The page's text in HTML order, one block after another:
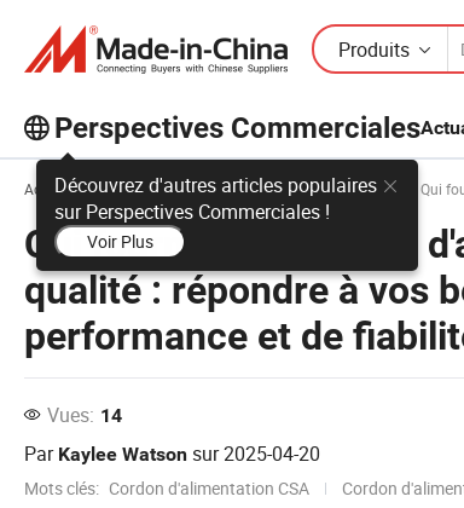
Produits
Perspectives Commerciales
Découvrez d'autres articles populaires
sur Perspectives Commerciales !
Voir Plus
Accueil Perspectives Commerciales Démarrer Qui
Qui fournit les cordons
qualité : répondre à vos
performance et de
Vues: 14
Par Kaylee Watson sur2025-04-20
Mots clés: Cordon d'alimentation CSA Cordon